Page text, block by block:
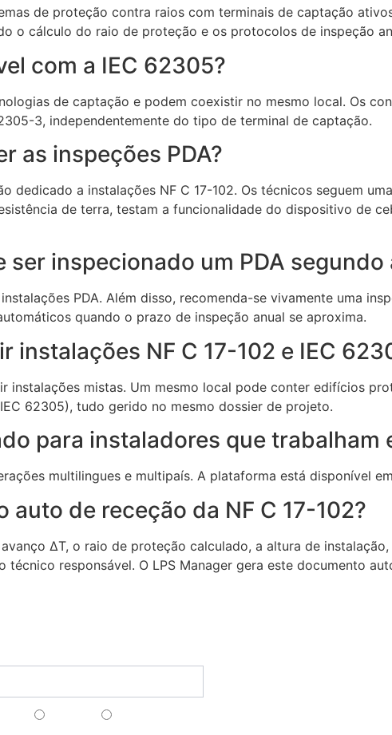
de proteção contra raios com terminais de captação
o cálculo do raio de proteção e os protocolos de inspeção
com a IEC 62305?
de captação e podem coexistir no mesmo local. Os
3, independentemente do tipo de terminal de captação.
as inspeções PDA?
dedicado a instalações NF C 17-102. Os técnicos seguem
de terra, testam a funcionalidade do dispositivo de
inspecionado um PDA segundo
PDA. Além disso, recomenda-se vivamente uma
quando o prazo de inspeção anual se aproxima.
instalações NF C 17-102 e IEC
instalações mistas. Um mesmo local pode conter edifícios
62305), tudo gerido no mesmo dossier de projeto.
para instaladores que trabalham
multilingues e multipaís. A plataforma está disponível
de receção da NF C 17-102?
ΔT, o raio de proteção calculado, a altura de
responsável. O LPS Manager gera este documento